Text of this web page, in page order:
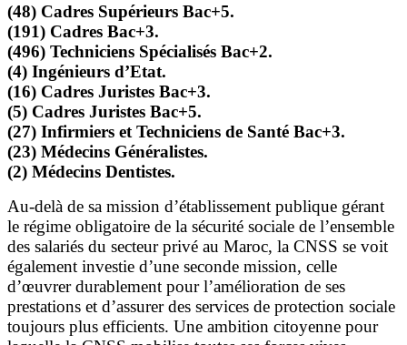
(48) Cadres Supérieurs Bac+5.
(191) Cadres Bac+3.
(496) Techniciens Spécialisés Bac+2.
(4) Ingénieurs d’Etat.
(16) Cadres Juristes Bac+3.
(5) Cadres Juristes Bac+5.
(27) Infirmiers et Techniciens de Santé Bac+3.
(23) Médecins Généralistes.
(2) Médecins Dentistes.
Au-delà de sa mission d’établissement publique gérant
le régime obligatoire de la sécurité sociale de l’ensemble
des salariés du secteur privé au Maroc, la CNSS se voit
également investie d’une seconde mission, celle
d’œuvrer durablement pour l’amélioration de ses
prestations et d’assurer des services de protection sociale
toujours plus efficients. Une ambition citoyenne pour